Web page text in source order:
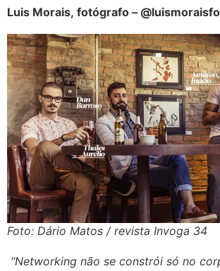
Luis Morais, fotógrafo –
Foto: Dário Matos / revista Invoga 34
“Networking não se constrói só no